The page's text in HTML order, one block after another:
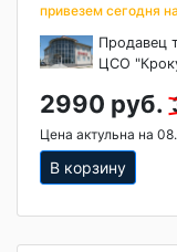
привезем сегодня
Продавец
ЦСО
2990 руб.
Цена актульна на
В корзину